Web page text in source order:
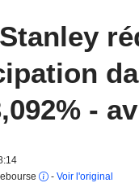
-
- Voir l'original